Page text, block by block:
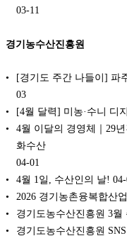
03-11
경기농수산진흥원
[경기도 주간 나들이] 파
03
[4월 달력] 미농·수니 디
4월 이달의 경영체｜29
화수산
04-01
4월 1일, 수산인의 날!
2026 경기농촌융복합산
경기도농수산진흥원 3월
경기도농수산진흥원